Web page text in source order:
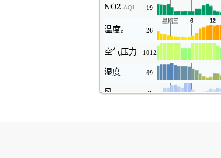
NO2 AQI 19
温度。 26
空气压力 1012
湿度 69
风 2